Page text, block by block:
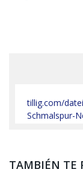
tillig.com/
Schmalspur-
TAMBIÉN TE